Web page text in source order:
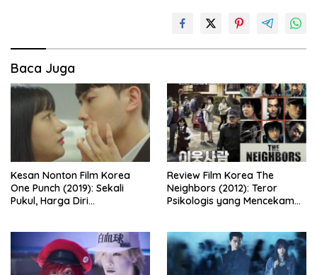
Baca Juga
Kesan Nonton Film Korea
One Punch (2019): Sekali
Pukul, Harga Diri
Review Film Korea The
Neighbors (2012): Teror
Psikologis yang Mencekam